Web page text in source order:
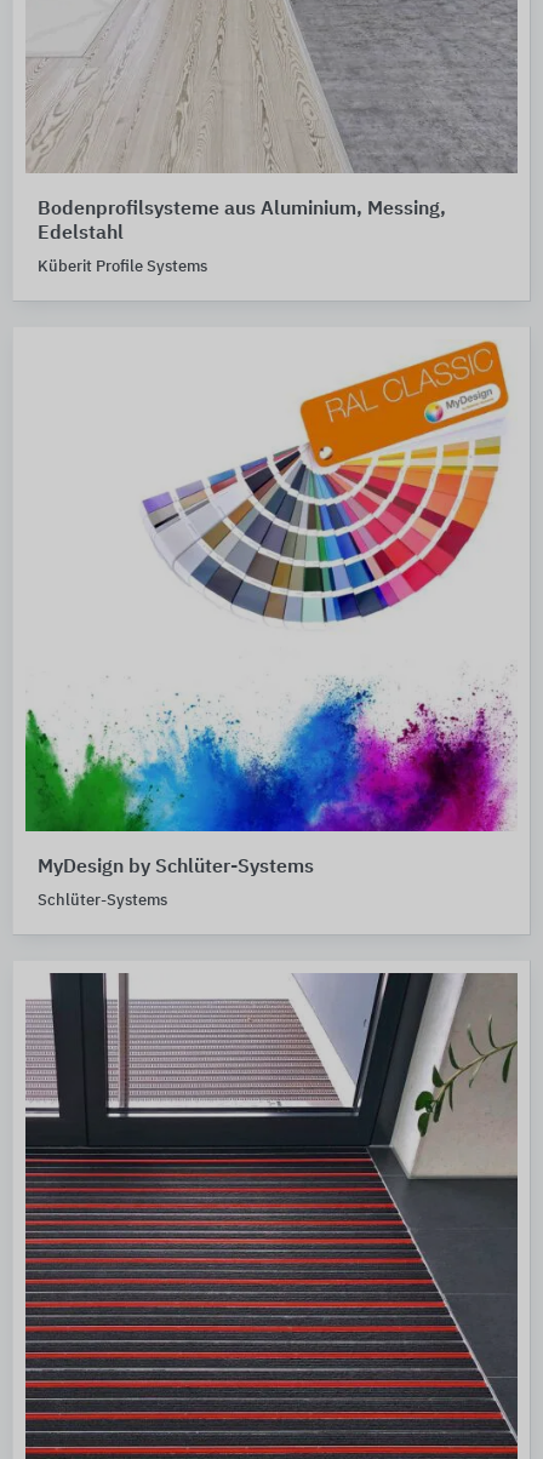
Bodenprofilsysteme aus Aluminium, Messing,
Edelstahl
Küberit Profile Systems
MyDesign by Schlüter-Systems
Schlüter-Systems